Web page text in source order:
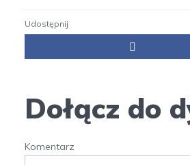
Udostępnij
Dołącz do
Komentarz